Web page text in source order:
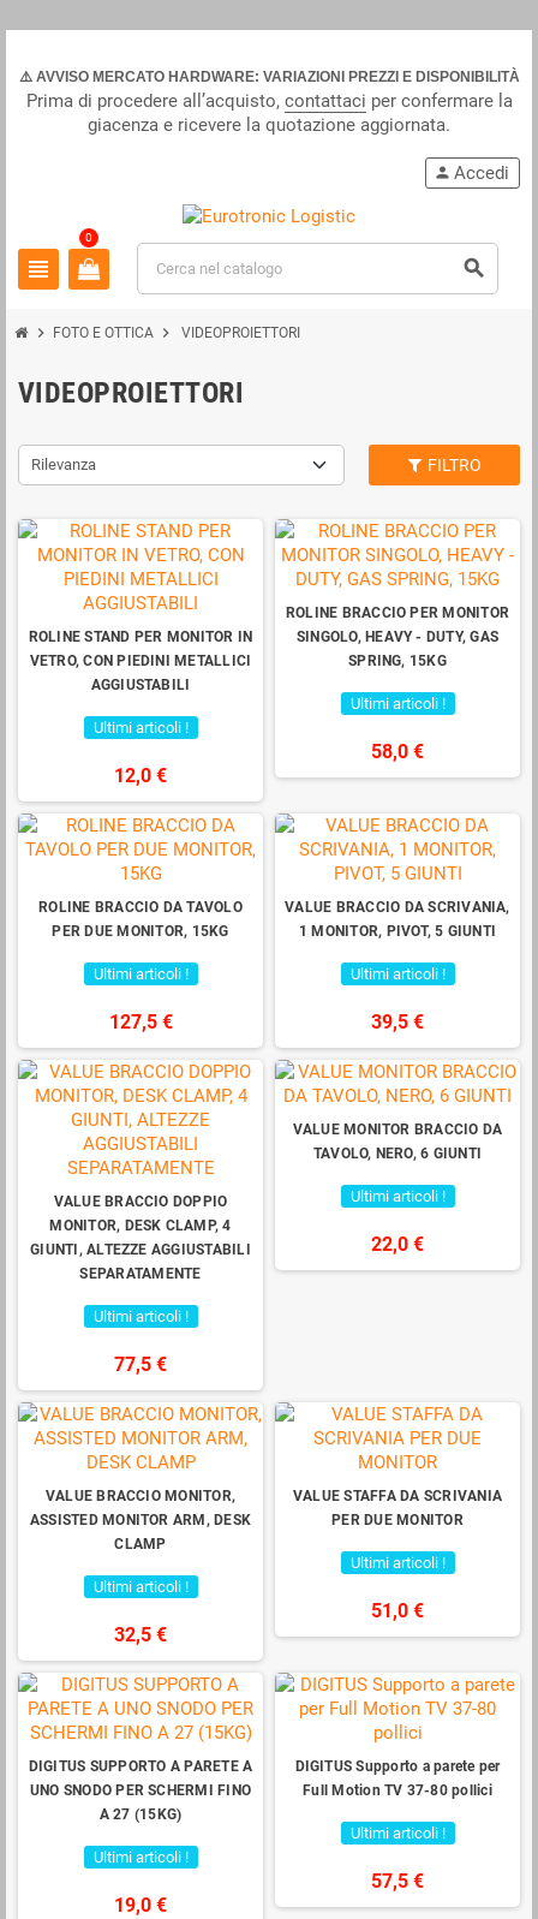
⚠️ AVVISO MERCATO HARDWARE: VARIAZIONI PREZZI E DISPONIBILITÀ
Prima di procedere all’acquisto, contattaci per confermare la
giacenza e ricevere la quotazione aggiornata.
view_headline
person Accedi
0
search
chevron_right FOTO E OTTICA chevron_right VIDEOPROIETTORI
VIDEOPROIETTORI
Rilevanza FILTRO
ROLINE STAND PER MONITOR IN
VETRO, CON PIEDINI METALLICI
AGGIUSTABILI
Ultimi articoli !
12,0 €
ROLINE BRACCIO PER MONITOR
SINGOLO, HEAVY - DUTY, GAS
SPRING, 15KG
Ultimi articoli !
58,0 €
ROLINE BRACCIO DA TAVOLO
PER DUE MONITOR, 15KG
Ultimi articoli !
127,5 €
VALUE BRACCIO DA SCRIVANIA,
1 MONITOR, PIVOT, 5 GIUNTI
Ultimi articoli !
39,5 €
VALUE BRACCIO DOPPIO
MONITOR, DESK CLAMP, 4
GIUNTI, ALTEZZE AGGIUSTABILI
SEPARATAMENTE
Ultimi articoli !
77,5 €
VALUE MONITOR BRACCIO DA
TAVOLO, NERO, 6 GIUNTI
Ultimi articoli !
22,0 €
VALUE BRACCIO MONITOR,
ASSISTED MONITOR ARM, DESK
CLAMP
Ultimi articoli !
32,5 €
VALUE STAFFA DA SCRIVANIA
PER DUE MONITOR
Ultimi articoli !
51,0 €
DIGITUS SUPPORTO A PARETE A
UNO SNODO PER SCHERMI FINO
A 27 (15KG)
Ultimi articoli !
19,0 €
DIGITUS Supporto a parete per
Full Motion TV 37-80 pollici
Ultimi articoli !
57,5 €